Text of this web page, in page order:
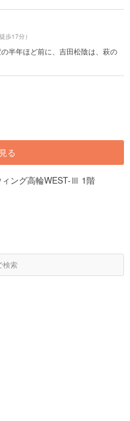
徒歩17分）
年ほど前に、吉田松陰は、萩の
る
ング高輪WEST-Ⅲ 1階
検索